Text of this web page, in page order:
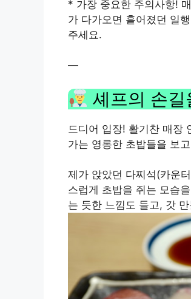
* 가장 중요한 주의사항!
가 다가오면 흩어졌던 일
주세요.
—
셰프의 손길
드디어 입장! 활기찬 매장
가는 영롱한 초밥들을 보
제가 앉았던 다찌석(카운
스럽게 초밥을 쥐는 모습
는 듯한 느낌도 들고, 갓